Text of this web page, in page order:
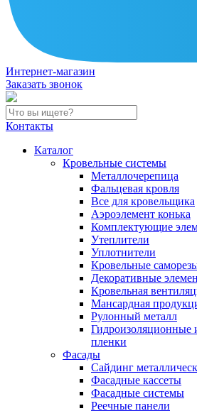
Интернет-магазин
Заказать звонок
Контакты
Каталог
Кровельные системы
Металлочерепица
Фальцевая кровля
Все для кровельщика
Аэроэлемент конька
Комплектующие
Утеплители
Уплотнители
Кровельные
Декоративные
Кровельная
Мансардная
Рулонный металл
Гидроизоляционные
пленки
Фасады
Сайдинг
Фасадные кассеты
Фасадные системы
Реечные панели